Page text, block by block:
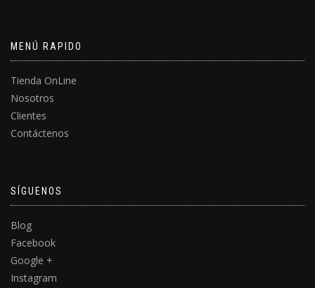
MENÚ RAPIDO
Tienda OnLine
Nosotros
Clientes
Contáctenos
SÍGUENOS
Blog
Facebook
Google +
Instagram